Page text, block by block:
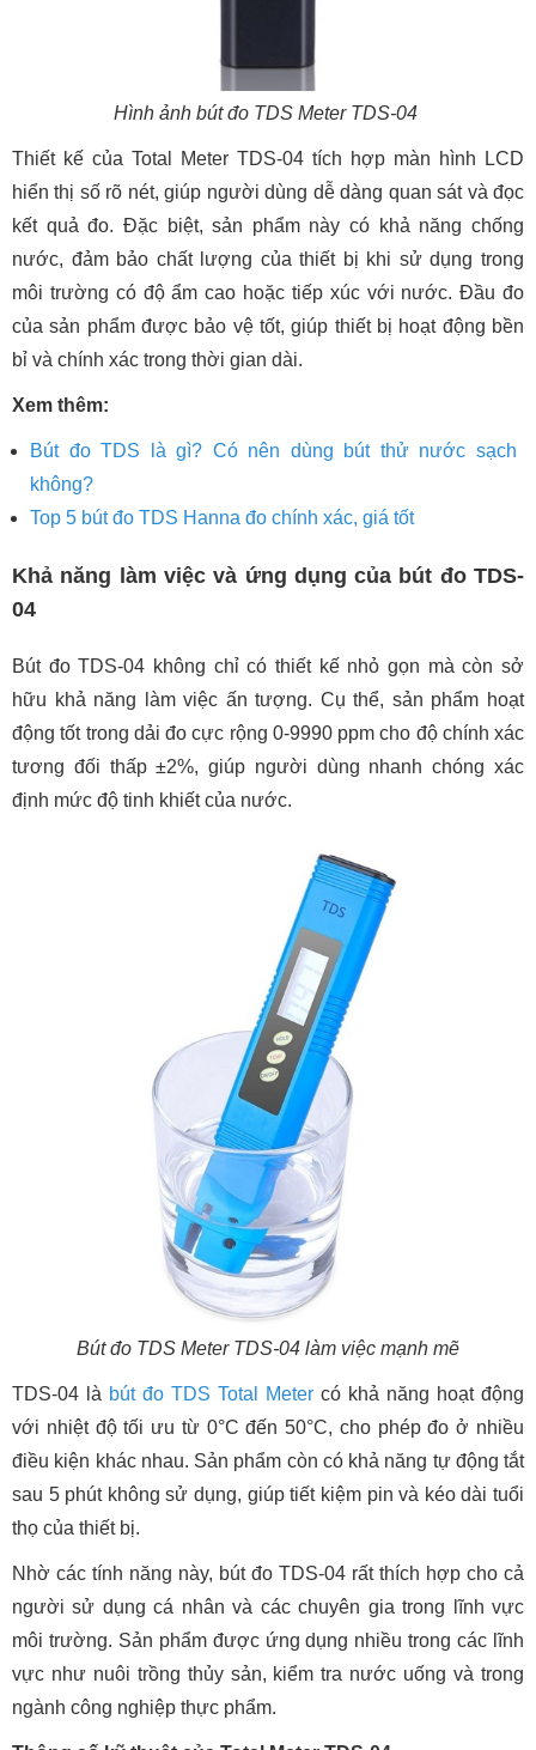
Hình ảnh bút đo TDS Meter TDS-04
Thiết kế của Total Meter TDS-04 tích hợp màn hình LCD
hiển thị số rõ nét, giúp người dùng dễ dàng quan sát và đọc
kết quả đo. Đặc biệt, sản phẩm này có khả năng chống
nước, đảm bảo chất lượng của thiết bị khi sử dụng trong
môi trường có độ ẩm cao hoặc tiếp xúc với nước. Đầu đo
của sản phẩm được bảo vệ tốt, giúp thiết bị hoạt động bền
bỉ và chính xác trong thời gian dài.
Xem thêm:
Bút đo TDS là gì? Có nên dùng bút thử nước sạch
không?
Top 5 bút đo TDS Hanna đo chính xác, giá tốt
Khả năng làm việc và ứng dụng của bút đo TDS-
04
Bút đo TDS-04 không chỉ có thiết kế nhỏ gọn mà còn sở
hữu khả năng làm việc ấn tượng. Cụ thể, sản phẩm hoạt
động tốt trong dải đo cực rộng 0-9990 ppm cho độ chính xác
tương đối thấp ±2%, giúp người dùng nhanh chóng xác
định mức độ tinh khiết của nước.
Bút đo TDS Meter TDS-04 làm việc mạnh mẽ
TDS-04 là bút đo TDS Total Meter có khả năng hoạt động
với nhiệt độ tối ưu từ 0°C đến 50°C, cho phép đo ở nhiều
điều kiện khác nhau. Sản phẩm còn có khả năng tự động tắt
sau 5 phút không sử dụng, giúp tiết kiệm pin và kéo dài tuổi
thọ của thiết bị.
Nhờ các tính năng này, bút đo TDS-04 rất thích hợp cho cả
người sử dụng cá nhân và các chuyên gia trong lĩnh vực
môi trường. Sản phẩm được ứng dụng nhiều trong các lĩnh
vực như nuôi trồng thủy sản, kiểm tra nước uống và trong
ngành công nghiệp thực phẩm.